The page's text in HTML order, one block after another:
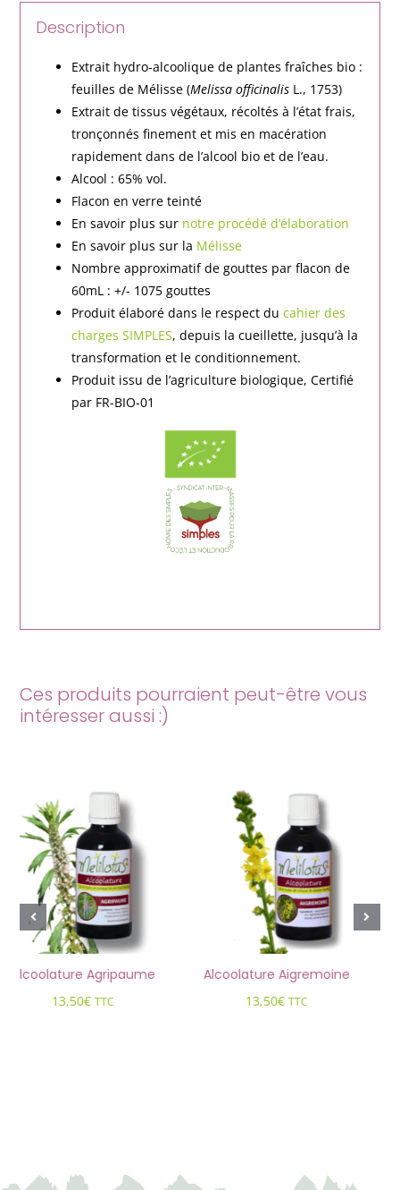
Description
Extrait hydro-alcoolique de plantes fraîches bio :
feuilles de Mélisse (Melissa officinalisL., 1753)
Extrait de tissus végétaux, récoltés à l’état frais,
tronçonnés finement et mis en macération
rapidement dans de l’alcool bio et de l’eau.
Alcool : 65% vol.
Flacon en verre teinté
En savoir plus sur notre procédé d’élaboration
En savoir plus sur la Mélisse
Nombre approximatif de gouttes par flacon de
60mL : +/- 1075 gouttes
Produit élaboré dans le respect du cahier des
charges SIMPLES, depuis la cueillette, jusqu’à la
transformation et le conditionnement.
Produit issu de l’agriculture biologique, Certifié
par FR-BIO-01
Ces produits pourraient peut-être vous
intéresser aussi :)
Agripaume Alcoolature Aigremoine Alcoolature